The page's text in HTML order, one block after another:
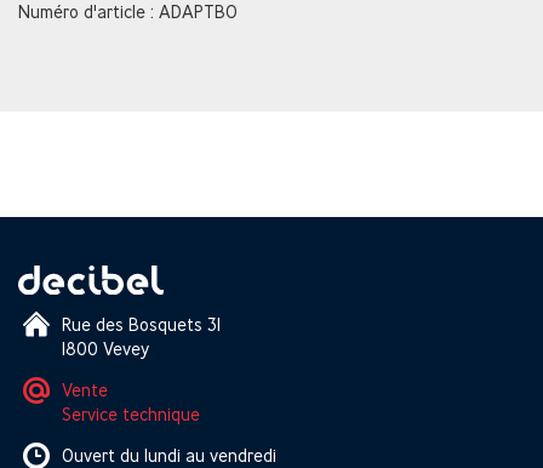
Numéro d'article : ADAPTBO
Rue des Bosquets 31
1800 Vevey
Vente
Service technique
Ouvert du lundi au vendredi